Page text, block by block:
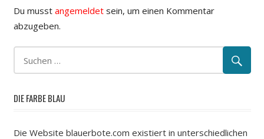
Du musst angemeldetsein, um einen Kommentar
abzugeben.
DIE FARBE BLAU
Die Website blauerbote.com existiert in unterschiedlichen